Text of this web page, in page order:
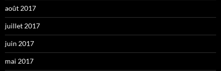
août 2017
juillet 2017
juin 2017
mai 2017